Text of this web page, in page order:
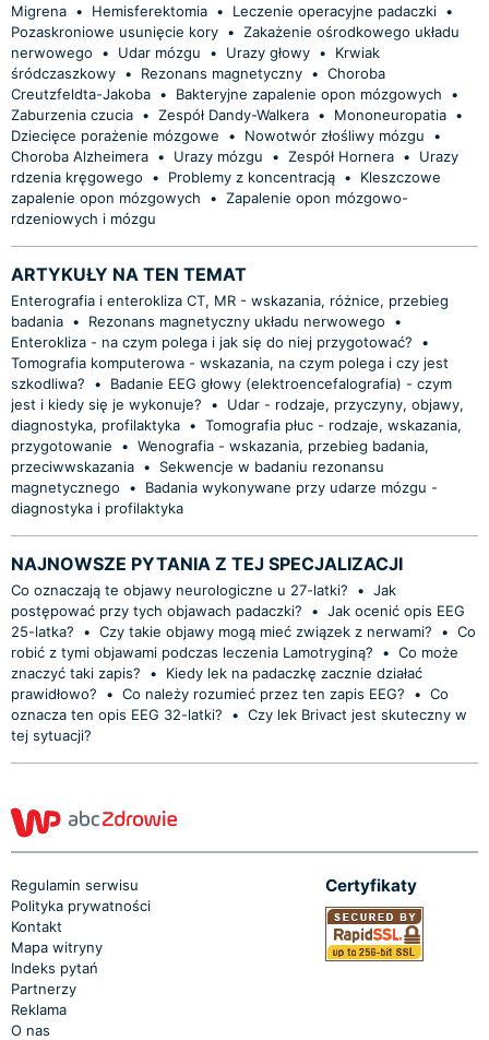
Migrena • Hemisferektomia • Leczenie operacyjne padaczki •
Pozaskroniowe usunięcie kory • Zakażenie ośrodkowego układu
nerwowego
• Udar mózgu • Urazy głowy •
Krwiak
śródczaszkowy • Rezonans magnetyczny • Choroba
Creutzfeldta-Jakoba • Bakteryjne zapalenie opon mózgowych
•
Zaburzenia czucia • Zespół Dandy-Walkera • Mononeuropatia •
Dziecięce porażenie mózgowe
• Nowotwór złośliwy mózgu
•
Choroba Alzheimera • Urazy mózgu • Zespół Hornera •
Urazy
rdzenia kręgowego
• Problemy z koncentracją •
Kleszczowe
zapalenie opon mózgowych
• Zapalenie opon mózgowo-
rdzeniowych i mózgu
ARTYKUŁY NA TEN TEMAT
Enterografia i enterokliza CT, MR - wskazania, różnice, przebieg
badania • Rezonans magnetyczny układu nerwowego
•
Enterokliza - na czym polega i jak się do niej przygotować?
•
Tomografia komputerowa - wskazania, na czym polega i czy jest
szkodliwa?
•
Badanie EEG głowy (elektroencefalografia) - czym
jest i kiedy się je wykonuje?
•
Udar - rodzaje, przyczyny, objawy,
diagnostyka, profilaktyka • Tomografia płuc - rodzaje, wskazania,
przygotowanie
• Wenografia - wskazania, przebieg badania,
przeciwwskazania •
Sekwencje w badaniu rezonansu
magnetycznego
•
Badania wykonywane przy udarze mózgu -
diagnostyka i profilaktyka
NAJNOWSZE PYTANIA Z TEJ SPECJALIZACJI
Co oznaczają te objawy neurologiczne u 27-latki? • Jak
postępować przy tych objawach padaczki?
• Jak ocenić opis EEG
25-latka?
• Czy takie objawy mogą mieć związek z nerwami? • Co
robić z tymi objawami podczas leczenia Lamotryginą?
• Co może
znaczyć taki zapis?
•
Kiedy lek na padaczkę zacznie działać
prawidłowo?
• Co należy rozumieć przez ten zapis EEG? • Co
oznacza ten opis EEG 32-latki?
• Czy lek Brivact jest skuteczny w
tej sytuacji?
Regulamin serwisu
Polityka prywatności
Kontakt
Mapa witryny
Indeks pytań
Partnerzy
Reklama
O nas
Certyfikaty